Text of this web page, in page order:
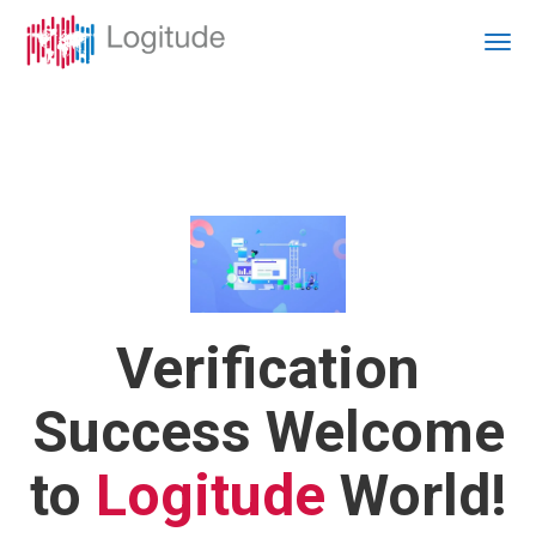
Verification
Success Welcome
to Logitude World!